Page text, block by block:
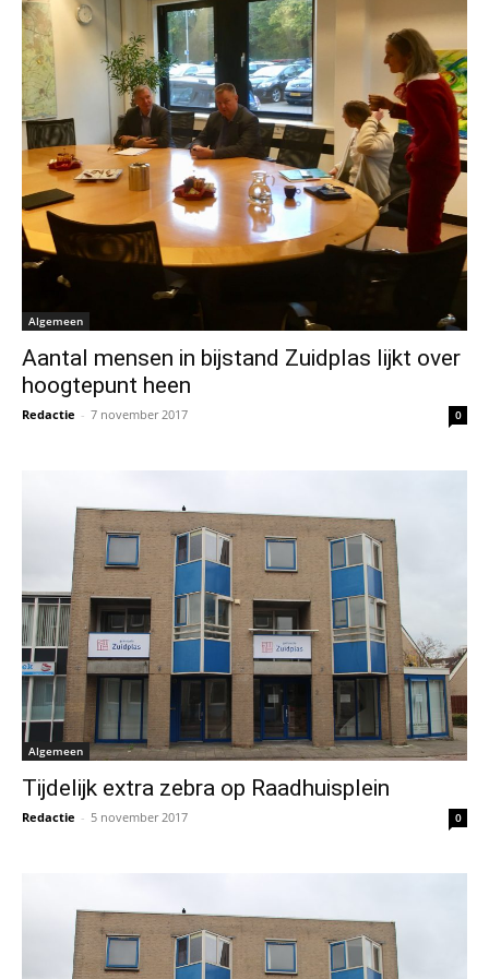
Algemeen
Aantal mensen in bijstand Zuidplas lijkt over
hoogtepunt heen
Redactie - 7 november 2017 0
Algemeen
Tijdelijk extra zebra op Raadhuisplein
Redactie - 5 november 2017 0